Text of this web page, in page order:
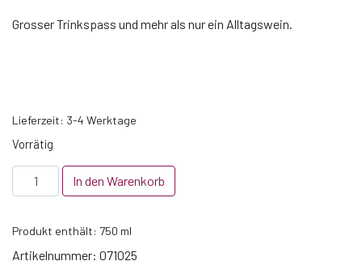
Grosser Trinkspass und mehr als nur ein Alltagswein.
Lieferzeit: 3-4 Werktage
Vorrätig
2025
Weisser
Buntstück
trocken
In den Warenkorb
Produkt enthält: 750 ml
Artikelnummer: 071025